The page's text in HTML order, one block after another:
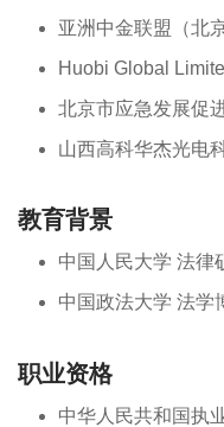
亚洲中金联盟（北
Huobi Global
北京市应急发展促
山西高科华杰光电
教育背景
中国人民大学 法律
中国政法大学 法学
职业资格
中华人民共和国执